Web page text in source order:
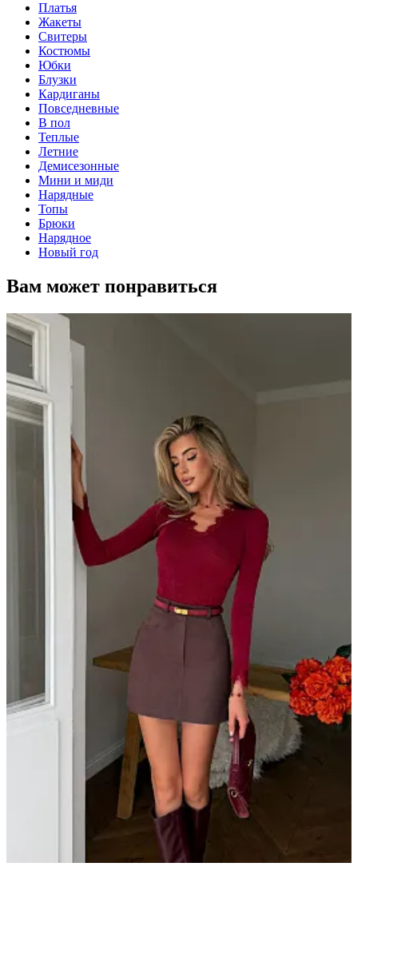
Платья
Жакеты
Свитеры
Костюмы
Юбки
Блузки
Кардиганы
Повседневные
В пол
Теплые
Летние
Демисезонные
Мини и миди
Нарядные
Топы
Брюки
Нарядное
Новый год
Вам может понравиться